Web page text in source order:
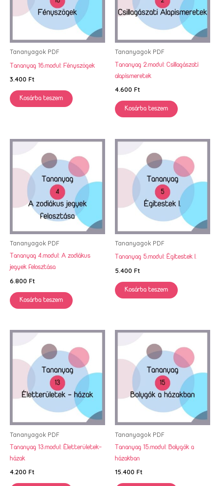
Tananyagok PDF
Tananyag 16.modul: Fényszögek
3.400 Ft
Kosárba teszem
Tananyagok PDF
Tananyag 2.modul: Csillagászati
alapismeretek
4.600 Ft
Kosárba teszem
Tananyagok PDF
Tananyag 4.modul: A zodiákus
jegyek felosztása
6.800 Ft
Kosárba teszem
Tananyagok PDF
Tananyag 5.modul: Égitestek I.
5.400 Ft
Kosárba teszem
Tananyagok PDF
Tananyag 13.modul: Életterületek-
házak
4.200 Ft
Tananyagok PDF
Tananyag 15.modul: Bolygók a
házakban
15.400 Ft